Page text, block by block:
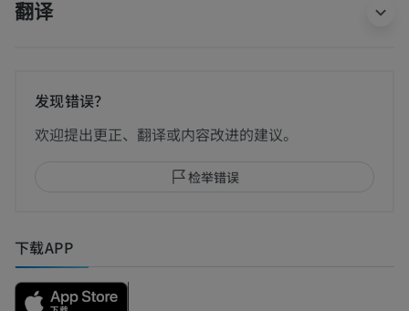
翻译
发现错误？
欢迎提出更正、翻译或内容改进的建议。
检举错误
下载APP